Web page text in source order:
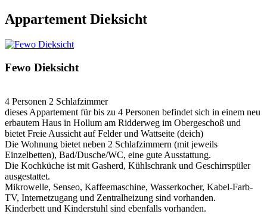
Appartement Dieksicht
Fewo Dieksicht
4 Personen 2 Schlafzimmer
dieses Appartement für bis zu 4 Personen befindet sich in einem neu
erbautem Haus in Hollum am Ridderweg im Obergeschoß und
bietet Freie Aussicht auf Felder und Wattseite (deich)
Die Wohnung bietet neben 2 Schlafzimmern (mit jeweils
Einzelbetten), Bad/Dusche/WC, eine gute Ausstattung.
Die Kochküche ist mit Gasherd, Kühlschrank und Geschirrspüler
ausgestattet.
Mikrowelle, Senseo, Kaffeemaschine, Wasserkocher, Kabel-Farb-
TV, Internetzugang und Zentralheizung sind vorhanden.
Kinderbett und Kinderstuhl sind ebenfalls vorhanden.